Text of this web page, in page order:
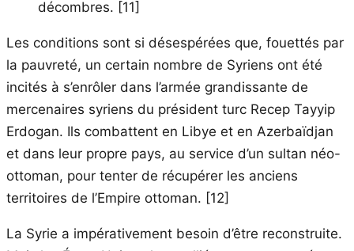
décombres. [11]
Les conditions sont si désespérées que, fouettés par
la pauvreté, un certain nombre de Syriens ont été
incités à s’enrôler dans l’armée grandissante de
mercenaires syriens du président turc Recep Tayyip
Erdogan. Ils combattent en Libye et en Azerbaïdjan
et dans leur propre pays, au service d’un sultan néo-
ottoman, pour tenter de récupérer les anciens
territoires de l’Empire ottoman. [12]
La Syrie a impérativement besoin d’être reconstruite.